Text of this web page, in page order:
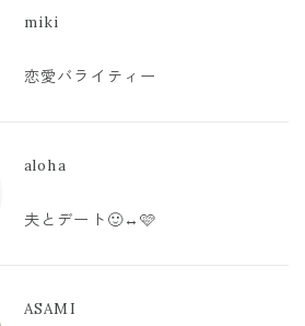
miki
恋愛バライティー
aloha
夫とデート🙂‍↔️🩷
ASAMI